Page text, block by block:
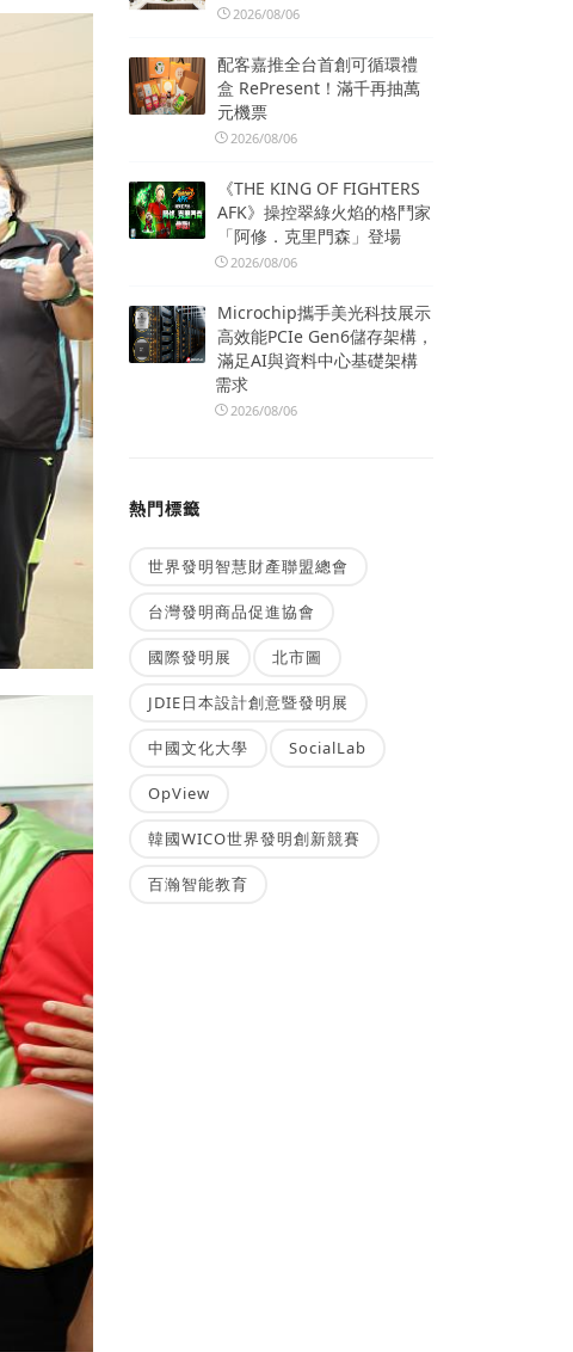
2026/08/06
配客嘉推全台首創可循環禮
盒 RePresent！滿千再抽萬
元機票
2026/08/06
《THE KING OF FIGHTERS
AFK》操控翠綠火焰的格鬥家
「阿修．克里門森」登場
2026/08/06
Microchip攜手美光科技展示
高效能PCIe Gen6儲存架構，
滿足AI與資料中心基礎架構
需求
2026/08/06
熱門標籤
世界發明智慧財產聯盟總會
台灣發明商品促進協會
國際發明展 北市圖
JDIE日本設計創意暨發明展
中國文化大學 SocialLab
OpView
韓國WICO世界發明創新競賽
百瀚智能教育